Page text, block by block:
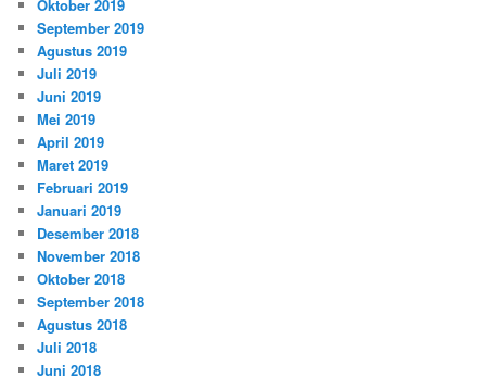
Oktober 2019
September 2019
Agustus 2019
Juli 2019
Juni 2019
Mei 2019
April 2019
Maret 2019
Februari 2019
Januari 2019
Desember 2018
November 2018
Oktober 2018
September 2018
Agustus 2018
Juli 2018
Juni 2018